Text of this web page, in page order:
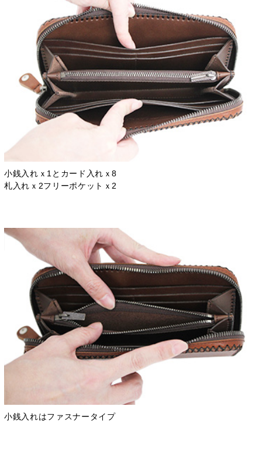
小銭入れｘ1とカード入れｘ8
札入れｘ2フリーポケットｘ2
小銭入れはファスナータイプ